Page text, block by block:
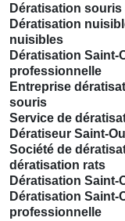
Dératisation
Dératisation
nuisibles
Dératisation Saint-
professionnelle
Entreprise
souris
Service de
Dératiseur Saint-
Société de
dératisation rats
Dératisation
Dératisation
professionnelle